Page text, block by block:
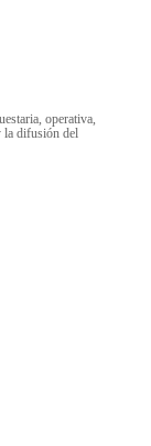
operativa,
la difusión del